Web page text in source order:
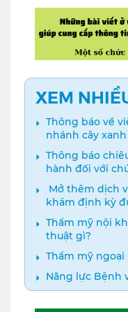
XEM
Thông báo về
nhánh cây
Thông báo
hành đối với
dưỡng năm 2024
Mở thêm dịch
khám định kỳ
Thẩm mỹ nội
thuật gì?
Thẩm mỹ ngoại
Năng lực Bệnh